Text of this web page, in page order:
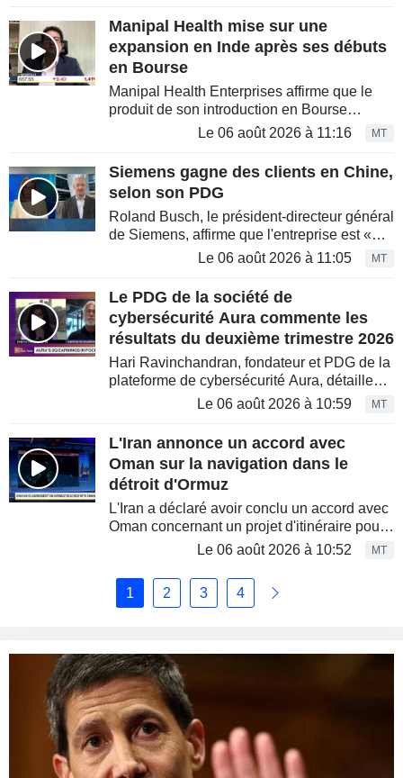
marque la fin programmée...
Manipal Health mise sur une
expansion en Inde après ses débuts
en Bourse
Manipal Health Enterprises affirme que le
produit de son introduction en Bourse
contribuera à réduire sa dette et à soutenir
l'émission « Insight...
Le 06 août 2026 à 11:16 MT
Siemens gagne des clients en Chine,
selon son PDG
Roland Busch, le président-directeur général
de Siemens, affirme que l'entreprise est «
très compétitive » en Chine, où les activités
s'est...
Le 06 août 2026 à 11:05 MT
Le PDG de la société de
cybersécurité Aura commente les
résultats du deuxième trimestre 2026
Hari Ravinchandran, fondateur et PDG de la
plateforme de cybersécurité Aura, détaille
ses perspectives de croissance pour
27 % sur un an de son...
Le 06 août 2026 à 10:59 MT
L'Iran annonce un accord avec
Oman sur la navigation dans le
détroit d'Ormuz
L'Iran a déclaré avoir conclu un accord avec
Oman concernant un projet d'itinéraire pour
le transport maritime via le détroit d'Ormuz,
cette voie...
Le 06 août 2026 à 10:52 MT
1 2 3 4